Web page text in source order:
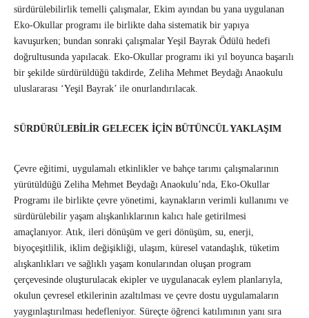
sürdürülebilirlik temelli çalışmalar, Ekim ayından bu yana uygulanan
Eko-Okullar programı ile birlikte daha sistematik bir yapıya
kavuşurken; bundan sonraki çalışmalar Yeşil Bayrak Ödülü hedefi
doğrultusunda yapılacak. Eko-Okullar programı iki yıl boyunca başarılı
bir şekilde sürdürüldüğü takdirde, Zeliha Mehmet Beydağı Anaokulu
uluslararası ‘Yeşil Bayrak’ ile onurlandırılacak.
SÜRDÜRÜLEBİLİR GELECEK İÇİN BÜTÜNCÜL YAKLAŞIM
Çevre eğitimi, uygulamalı etkinlikler ve bahçe tarımı çalışmalarının
yürütüldüğü Zeliha Mehmet Beydağı Anaokulu’nda, Eko-Okullar
Programı ile birlikte çevre yönetimi, kaynakların verimli kullanımı ve
sürdürülebilir yaşam alışkanlıklarının kalıcı hale getirilmesi
amaçlanıyor. Atık, ileri dönüşüm ve geri dönüşüm, su, enerji,
biyoçeşitlilik, iklim değişikliği, ulaşım, küresel vatandaşlık, tüketim
alışkanlıkları ve sağlıklı yaşam konularından oluşan program
çerçevesinde oluşturulacak ekipler ve uygulanacak eylem planlarıyla,
okulun çevresel etkilerinin azaltılması ve çevre dostu uygulamaların
yaygınlaştırılması hedefleniyor. Süreçte öğrenci katılımının yanı sıra